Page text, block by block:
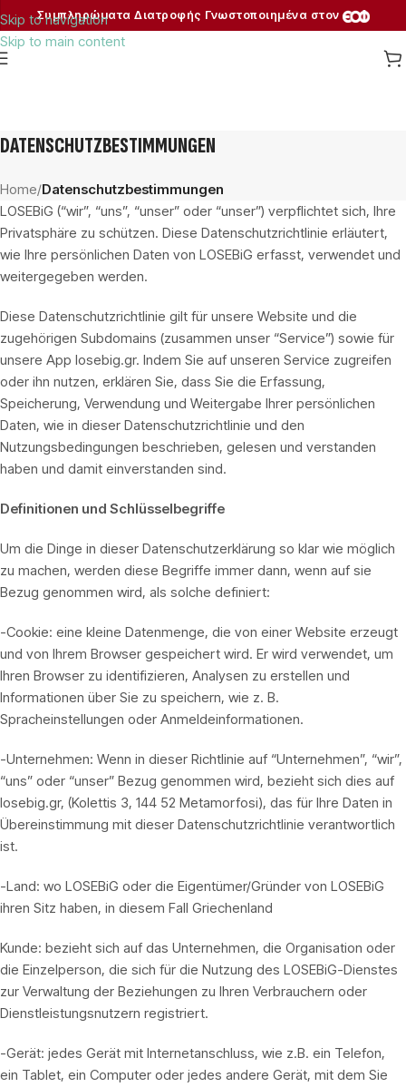
Skip to navigation
Skip to main content
Συμπληρώματα Διατροφής Γνωστοποιημένα στον
DATENSCHUTZBESTIMMUNGEN
Home/Datenschutzbestimmungen
LOSEBiG (“wir”, “uns”, “unser” oder “unser”) verpflichtet sich, Ihre
Privatsphäre zu schützen. Diese Datenschutzrichtlinie erläutert,
wie Ihre persönlichen Daten von LOSEBiG erfasst, verwendet und
weitergegeben werden.
Diese Datenschutzrichtlinie gilt für unsere Website und die
zugehörigen Subdomains (zusammen unser “Service”) sowie für
unsere App losebig.gr. Indem Sie auf unseren Service zugreifen
oder ihn nutzen, erklären Sie, dass Sie die Erfassung,
Speicherung, Verwendung und Weitergabe Ihrer persönlichen
Daten, wie in dieser Datenschutzrichtlinie und den
Nutzungsbedingungen beschrieben, gelesen und verstanden
haben und damit einverstanden sind.
Definitionen und Schlüsselbegriffe
Um die Dinge in dieser Datenschutzerklärung so klar wie möglich
zu machen, werden diese Begriffe immer dann, wenn auf sie
Bezug genommen wird, als solche definiert:
-Cookie: eine kleine Datenmenge, die von einer Website erzeugt
und von Ihrem Browser gespeichert wird. Er wird verwendet, um
Ihren Browser zu identifizieren, Analysen zu erstellen und
Informationen über Sie zu speichern, wie z. B.
Spracheinstellungen oder Anmeldeinformationen.
-Unternehmen: Wenn in dieser Richtlinie auf “Unternehmen”, “wir”,
“uns” oder “unser” Bezug genommen wird, bezieht sich dies auf
losebig.gr, (Kolettis 3, 144 52 Metamorfosi), das für Ihre Daten in
Übereinstimmung mit dieser Datenschutzrichtlinie verantwortlich
ist.
-Land: wo LOSEBiG oder die Eigentümer/Gründer von LOSEBiG
ihren Sitz haben, in diesem Fall Griechenland
Kunde: bezieht sich auf das Unternehmen, die Organisation oder
die Einzelperson, die sich für die Nutzung des LOSEBiG-Dienstes
zur Verwaltung der Beziehungen zu Ihren Verbrauchern oder
Dienstleistungsnutzern registriert.
-Gerät: jedes Gerät mit Internetanschluss, wie z.B. ein Telefon,
ein Tablet, ein Computer oder jedes andere Gerät, mit dem Sie